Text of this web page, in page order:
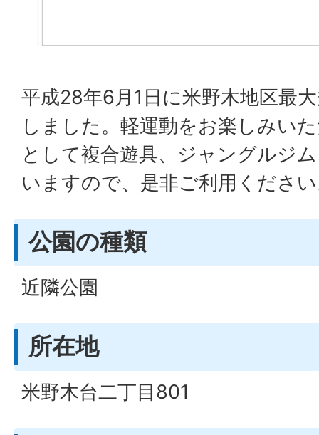
平成28年6月1日に米野木地区最
しました。軽運動をお楽しみい
として複合遊具、ジャングルジ
いますので、是非ご利用くださ
公園の種類
近隣公園
所在地
米野木台二丁目801